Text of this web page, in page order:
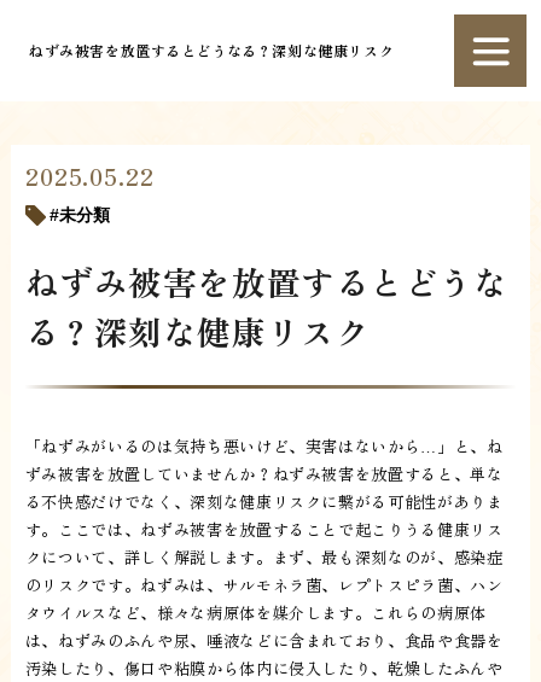
ねずみ被害を放置するとどうなる？深刻な健康リスク
2025.05.22
未分類
ねずみ被害を放置するとどうな
る？深刻な健康リスク
「ねずみがいるのは気持ち悪いけど、実害はないから…」と、ね
ずみ被害を放置していませんか？ねずみ被害を放置すると、単な
る不快感だけでなく、深刻な健康リスクに繋がる可能性がありま
す。ここでは、ねずみ被害を放置することで起こりうる健康リス
クについて、詳しく解説します。まず、最も深刻なのが、感染症
のリスクです。ねずみは、サルモネラ菌、レプトスピラ菌、ハン
タウイルスなど、様々な病原体を媒介します。これらの病原体
は、ねずみのふんや尿、唾液などに含まれており、食品や食器を
汚染したり、傷口や粘膜から体内に侵入したり、乾燥したふんや